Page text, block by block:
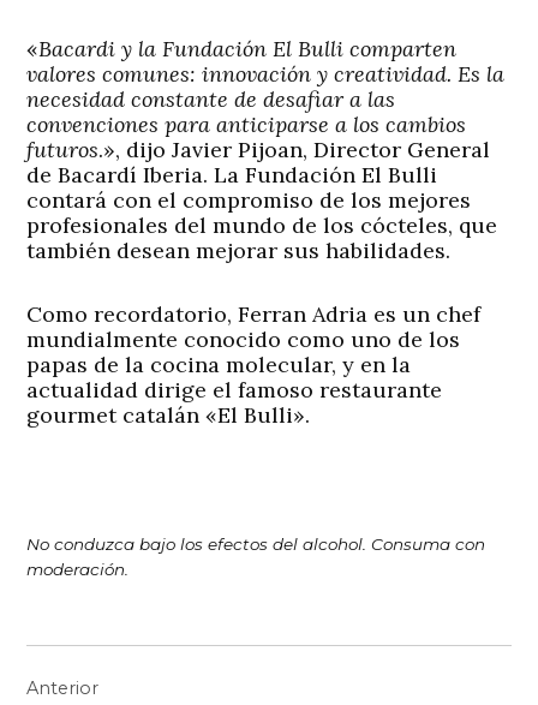
«Bacardi y la Fundación El Bulli comparten
valores comunes: innovación y creatividad. Es la
necesidad constante de desafiar a las
convenciones para anticiparse a los cambios
futuros.», dijo Javier Pijoan, Director General
de Bacardí Iberia. La Fundación El Bulli
contará con el compromiso de los mejores
profesionales del mundo de los cócteles, que
también desean mejorar sus habilidades.
Como recordatorio, Ferran Adria es un chef
mundialmente conocido como uno de los
papas de la cocina molecular, y en la
actualidad dirige el famoso restaurante
gourmet catalán «El Bulli».
No conduzca bajo los efectos del alcohol. Consuma con
moderación.
Anterior